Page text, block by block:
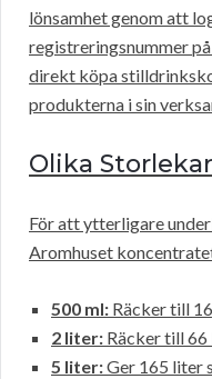
lönsamhet genom att
registreringsnummer på
direkt köpa
produkterna i sin
Olika
För att ytterligare
Aromhuset
500 ml: Räcker till
2 liter: Räcker till
5 liter:Ger 165 liter